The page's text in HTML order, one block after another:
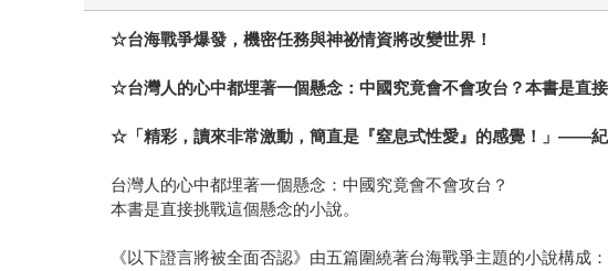
☆台海戰爭爆發，機密任務與神祕情資將改變世界！
☆台灣人的心中都埋著一個懸念：中國究竟會不會攻台？本書是直接
☆「精彩，讀來非常激動，簡直是『窒息式性愛』的感覺！」——
台灣人的心中都埋著一個懸念：中國究竟會不會攻台？
本書是直接挑戰這個懸念的小說。
《以下證言將被全面否認》由五篇圍繞著台海戰爭主題的小說構